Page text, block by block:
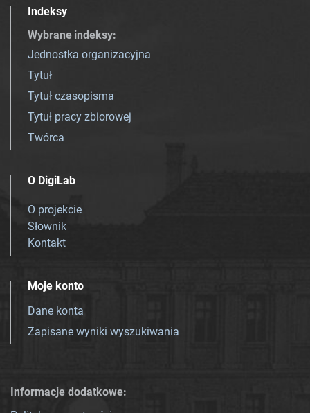
Indeksy
Wybrane indeksy:
Jednostka organizacyjna
Tytuł
Tytuł czasopisma
Tytuł pracy zbiorowej
Twórca
O DigiLab
O projekcie
Słownik
Kontakt
Moje konto
Dane konta
Zapisane wyniki wyszukiwania
Informacje dodatkowe: